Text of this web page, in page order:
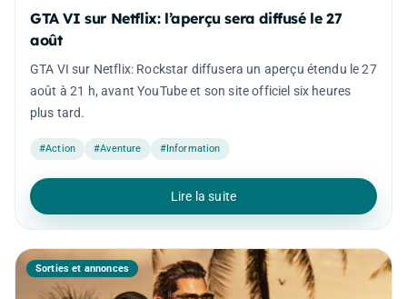
GTA VI sur Netflix: l’aperçu sera diffusé le 27
août
GTA VI sur Netflix: Rockstar diffusera un aperçu étendu le 27
août à 21 h, avant YouTube et son site officiel six heures
plus tard.
#Action #Aventure #Information
Lire la suite
Sorties et annonces